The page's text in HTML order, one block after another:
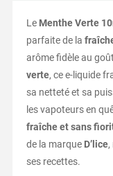
Le MentheVerte
parfaitede la
arômefidèleau goût
verte, cee-liquide
sa nettetéet sa
lesvapoteursen
fraîcheetsans
de la marque D’lice,
ses recettes.